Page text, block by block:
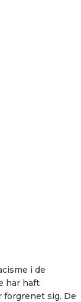
i de
har haft
sig. De